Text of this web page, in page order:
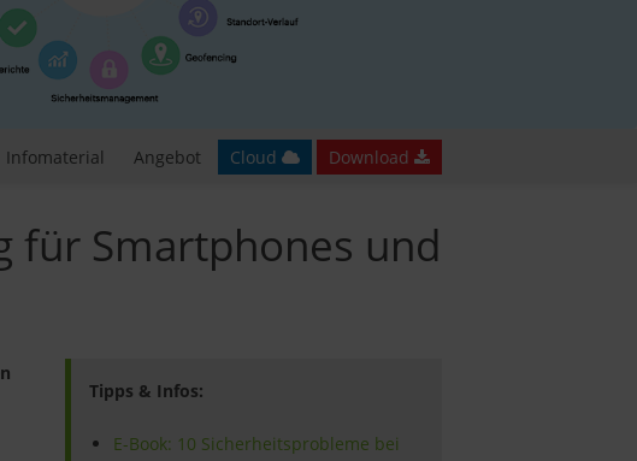
Infomaterial Angebot Cloud Download
für Smartphones und
Tipps & Infos:
E-Book: 10 Sicherheitsprobleme bei